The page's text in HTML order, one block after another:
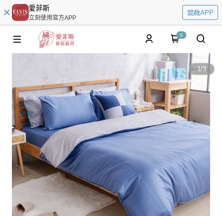
愛菲斯
立刻使用官方APP
開啟APP
0
1/3